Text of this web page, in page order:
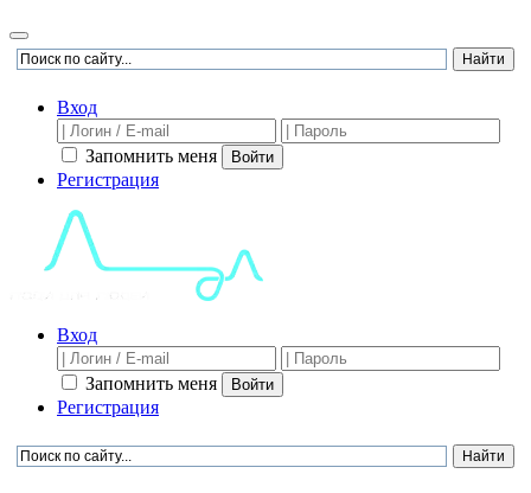
Вход
Запомнить меня Войти
Регистрация
Вход
Запомнить меня Войти
Регистрация